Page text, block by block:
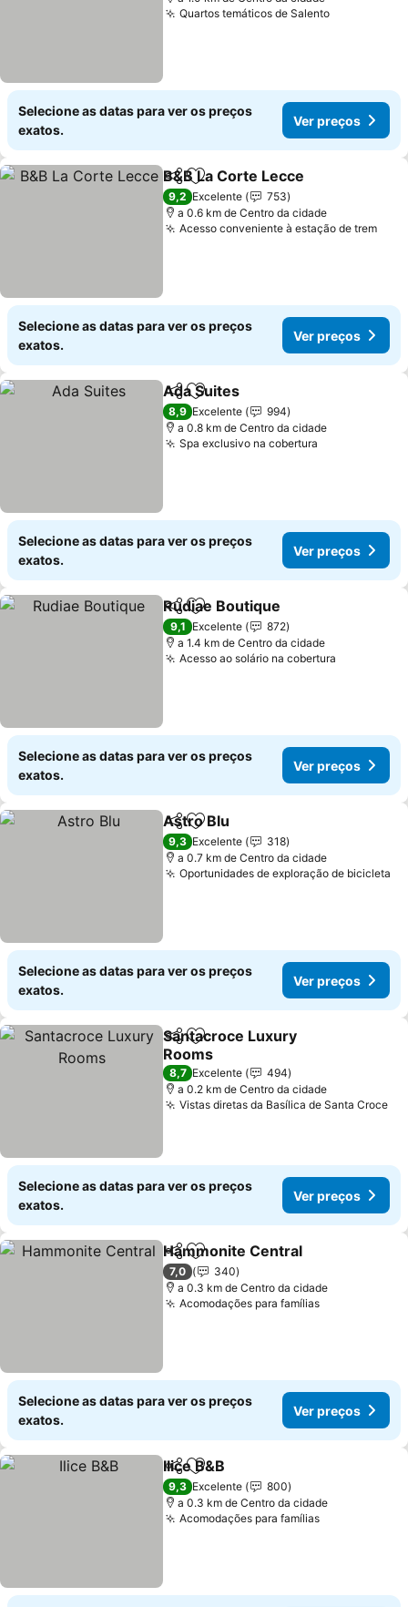
Quartos temáticos de SalentoVer preços
Selecione as datas para ver os preços
exatos.
Ver preços
PartilharAdicionar aos favoritos
B&B La Corte Lecce
9,2 Excelente
753
a 0.6 km de Centro da cidade
Acesso conveniente à estação de tremVer
Selecione as datas para ver os preços
exatos.
Ver preços
PartilharAdicionar aos favoritos
Ada Suites
8,9 Excelente
994
a 0.8 km de Centro da cidade
Spa exclusivo na cobertura
Selecione as datas para ver os preços
exatos.
Ver preços
PartilharAdicionar aos favoritos
Rudiae Boutique
9,1 Excelente
872
a 1.4 km de Centro da cidade
Acesso ao solário na cobertura
Selecione as datas para ver os preços
exatos.
Ver preços
PartilharAdicionar aos favoritos
Astro Blu
9,3 Excelente
318
a 0.7 km de Centro da cidade
Oportunidades de exploração de bicicleta
Selecione as datas para ver os preços
exatos.
Ver preços
PartilharAdicionar aos favoritos
Santacroce Luxury
Rooms
Ver preços
8,7 Excelente
494
a 0.2 km de Centro da cidade
Vistas diretas da Basílica de Santa Croce
Selecione as datas para ver os preços
exatos.
Ver preços
PartilharAdicionar aos favoritos
Hammonite Central
7,0
340
a 0.3 km de Centro da cidade
Acomodações para famíliasVer preços
Selecione as datas para ver os preços
exatos.
Ver preços
PartilharAdicionar aos favoritos
Ilice B&B
9,3 Excelente
800
a 0.3 km de Centro da cidade
Acomodações para famíliasVer preços